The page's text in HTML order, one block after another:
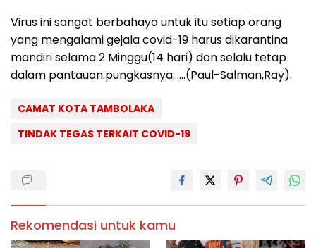
Virus ini sangat berbahaya untuk itu setiap orang
yang mengalami gejala covid-19 harus dikarantina
mandiri selama 2 Minggu(14 hari) dan selalu tetap
dalam pantauan.pungkasnya……(Paul-Salman,Ray).
CAMAT KOTA TAMBOLAKA
TINDAK TEGAS TERKAIT COVID-19
Rekomendasi untuk kamu